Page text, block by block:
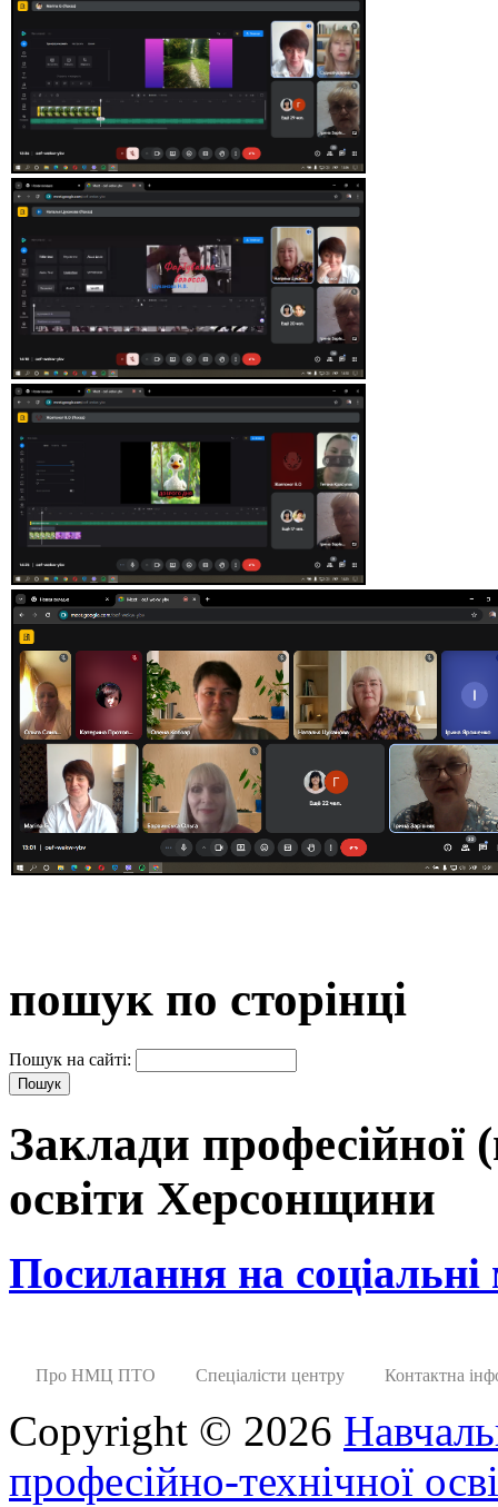
пошук по сторінці
Пошук на сайті:
Заклади професійної
освіти Херсонщини
Посилання на соціальні
Про НМЦ ПТО Спеціалісти центру Контактна
Copyright © 2026
професійно-технічної